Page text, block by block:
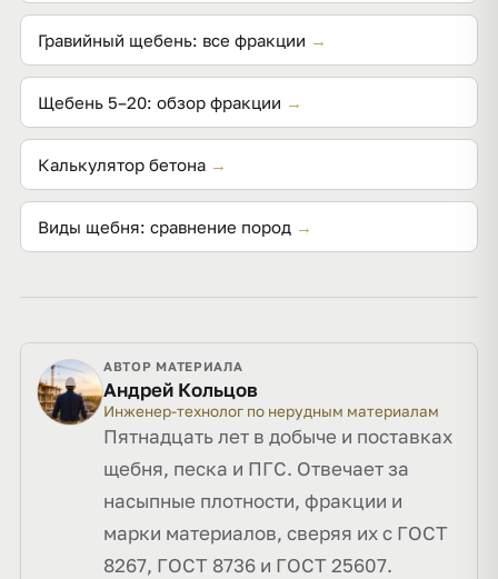
Гравийный щебень: все фракции →
Щебень 5–20: обзор фракции →
Калькулятор бетона →
Виды щебня: сравнение пород →
АВТОР МАТЕРИАЛА
Андрей Кольцов
Инженер-технолог по нерудным материалам
Пятнадцать лет в добыче и поставках
щебня, песка и ПГС. Отвечает за
насыпные плотности, фракции и
марки материалов, сверяя их с ГОСТ
8267, ГОСТ 8736 и ГОСТ 25607.